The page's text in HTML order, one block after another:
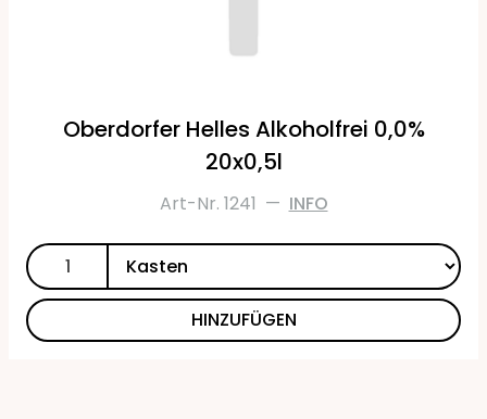
Oberdorfer Helles Alkoholfrei 0,0%
20x0,5l
Art-Nr. 1241 — INFO
HINZUFÜGEN